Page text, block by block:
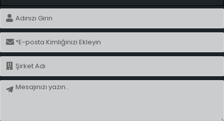
İsim
E-
posta
İsim
Mesaj